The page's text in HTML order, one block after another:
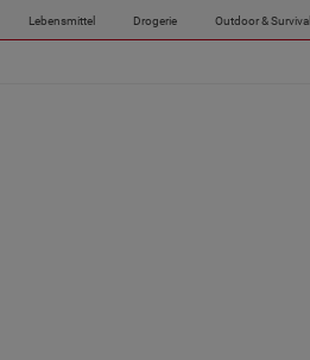
Lebensmittel Drogerie Outdoor & Survival